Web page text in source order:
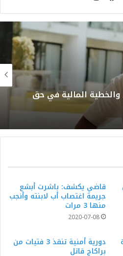
الويب
والخطية المالية في حق
قاضي يكشف: باشرت أبشع
جريمة اغتصاب أب لابنته وأنجب
منها 3 مرات
2020-07-08
دورية أمنية تنقذ 3 فتيات من
براكاج قاتل